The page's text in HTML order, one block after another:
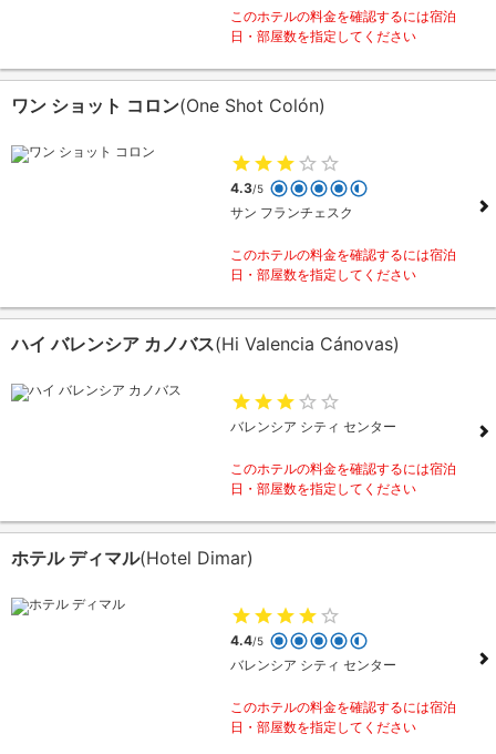
このホテルの料金を確認するには宿泊
日・部屋数を指定してください
ワン ショット コロン(One Shot Colón)
4.3/5
サン フランチェスク
このホテルの料金を確認するには宿泊
日・部屋数を指定してください
ハイ バレンシア カノバス(Hi Valencia Cánovas)
バレンシア シティ センター
このホテルの料金を確認するには宿泊
日・部屋数を指定してください
ホテル ディマル(Hotel Dimar)
4.4/5
バレンシア シティ センター
このホテルの料金を確認するには宿泊
日・部屋数を指定してください